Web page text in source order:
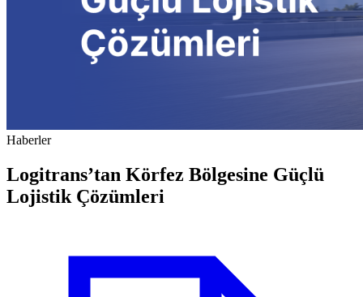
Haberler
Logitrans’tan Körfez Bölgesine Güçlü
Lojistik Çözümleri